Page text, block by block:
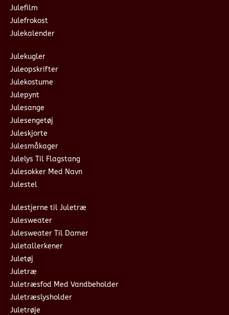
Julefilm
Julefrokost
Julekalender
Julekugler
Juleopskrifter
Julekostume
Julepynt
Julesange
Julesengetøj
Juleskjorte
Julesmåkager
Julelys Til Flagstang
Julesokker Med Navn
Julestel
Julestjerne til Juletræ
Julesweater
Julesweater Til Damer
Juletallerkener
Juletøj
Juletræ
Juletræsfod Med Vandbeholder
Juletræslysholder
Juletrøje